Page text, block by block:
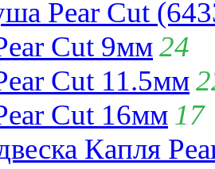
Pear Cut
Cut 9мм24
Cut 11.5мм
Cut 16мм 17
Капля